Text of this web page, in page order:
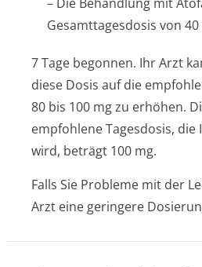
Gesamttagesdosis von
7 Tage begonnen. Ihr Arzt
diese Dosis auf die
80 bis 100 mg zu erhöhen.
empfohlene Tagesdosis,
wird, beträgt 100 mg.
Falls Sie Probleme mit der
Arzt eine geringere